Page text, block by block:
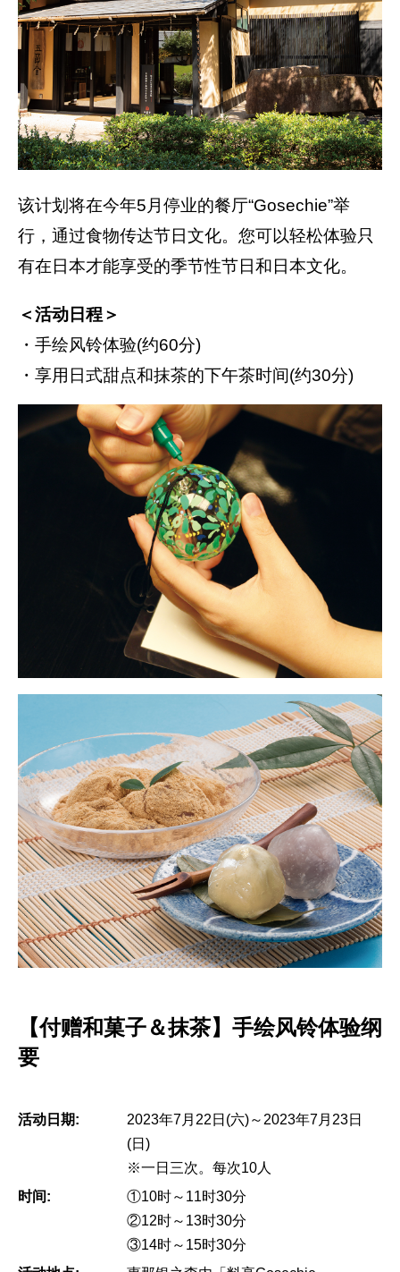
该计划将在今年5月停业的餐厅“Gosechie”举
行，通过食物传达节日文化。您可以轻松体验只
有在日本才能享受的季节性节日和日本文化。
＜活动日程＞
・手绘风铃体验(约60分)
・享用日式甜点和抹茶的下午茶时间(约30分)
【付赠和菓子＆抹茶】手绘风铃体验纲
要
活动日期:
2023年7月22日(六)～2023年7月23日
(日)
※一日三次。每次10人
时间:
①10时～11时30分
②12时～13时30分
③14时～15时30分